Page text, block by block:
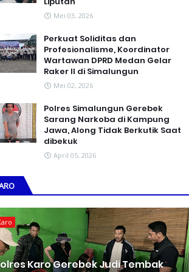
Mei 03, 2026
Perkuat Soliditas dan
Profesionalisme, Koordinator
Wartawan DPRD Medan Gelar
Raker II di Simalungun
Mei 02, 2026
Polres Simalungun Gerebek
Sarang Narkoba di Kampung
Jawa, Along Tidak Berkutik Saat
dibekuk
April 05, 2026
Karo Gerebek Judi Tembak